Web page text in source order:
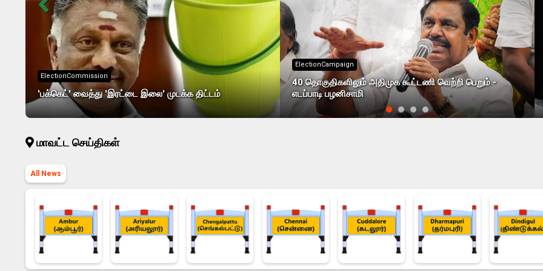
ElectionCommission
'பக்கெட்' வைத்து 'இரட்டை இலை' முடக்க திட்டம்
ElectionCampaign
40 தொகுதிகளிலும் அதிமுக கூட்டணி வெற்றி பெறும் -
எடப்பாடி பழனிசாமி
மாவட்ட செய்திகள்
All News